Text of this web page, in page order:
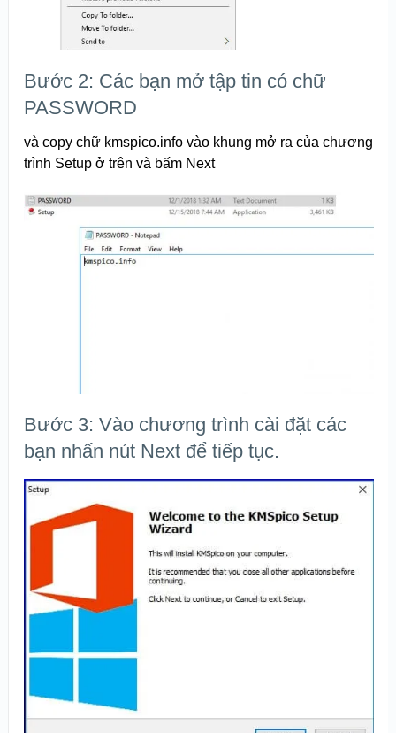
Bước 2: Các bạn mở tập tin có chữ
PASSWORD
và copy chữ kmspico.info vào khung mở ra của chương
trình Setup ở trên và bấm Next
Bước 3: Vào chương trình cài đặt các
bạn nhấn nút Next để tiếp tục.